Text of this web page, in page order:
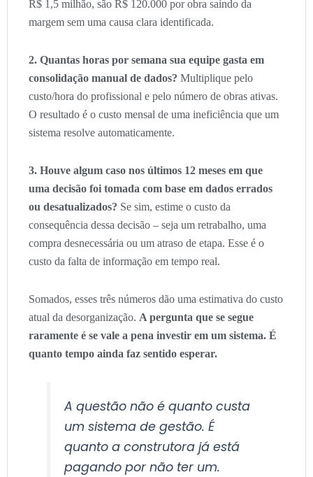
R$ 1,5 milhão, são R$ 120.000 por obra saindo da
margem sem uma causa clara identificada.
2. Quantas horas por semana sua equipe gasta em
consolidação manual de dados? Multiplique pelo
custo/hora do profissional e pelo número de obras ativas.
O resultado é o custo mensal de uma ineficiência que um
sistema resolve automaticamente.
3. Houve algum caso nos últimos 12 meses em que
uma decisão foi tomada com base em dados errados
ou desatualizados? Se sim, estime o custo da
consequência dessa decisão – seja um retrabalho, uma
compra desnecessária ou um atraso de etapa. Esse é o
custo da falta de informação em tempo real.
Somados, esses três números dão uma estimativa do custo
atual da desorganização. A pergunta que se segue
raramente é se vale a pena investir em um sistema. É
quanto tempo ainda faz sentido esperar.
A questão não é quanto custa
um sistema de gestão. É
quanto a construtora já está
pagando por não ter um.